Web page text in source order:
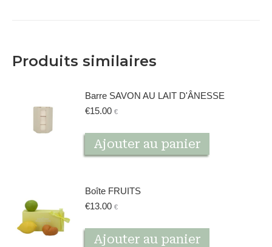
Produits similaires
Barre SAVON AU LAIT D'ÂNESSE
€15.00 €
Ajouter au panier
Boîte FRUITS
€13.00 €
Ajouter au panier